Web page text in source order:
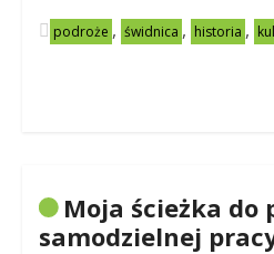
podroże , świdnica , historia ,
Moja ścieżka do
samodzielnej